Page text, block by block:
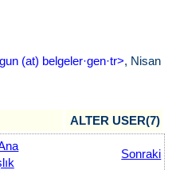
(at) belgeler·gen·tr>, Nisan
ALTER USER(7)
Sonraki